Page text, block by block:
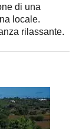
di una
locale.
rilassante.